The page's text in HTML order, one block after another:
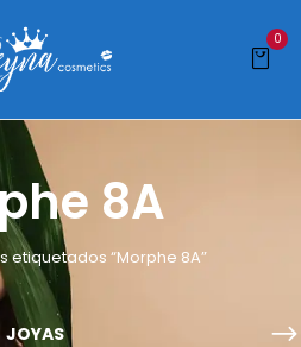
0
8A
etiquetados “Morphe 8A”
JOYAS